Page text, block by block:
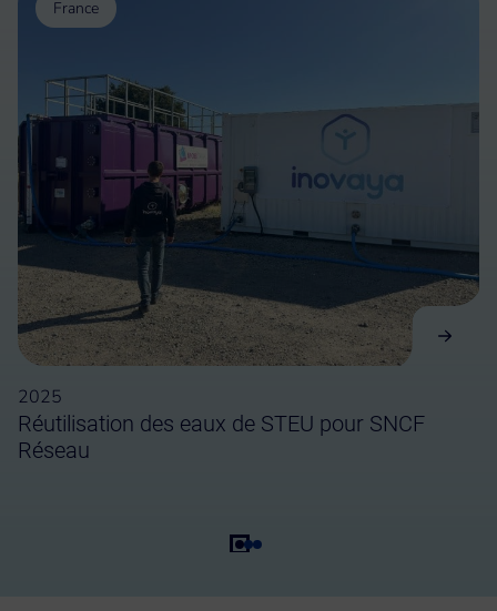
France
2025
Réutilisation des eaux de STEU pour SNCF
Réseau